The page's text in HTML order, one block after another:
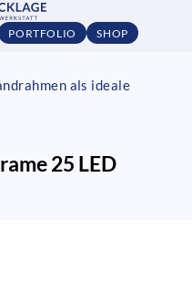
PORTFOLIO SHOP
als ideale
25 LED